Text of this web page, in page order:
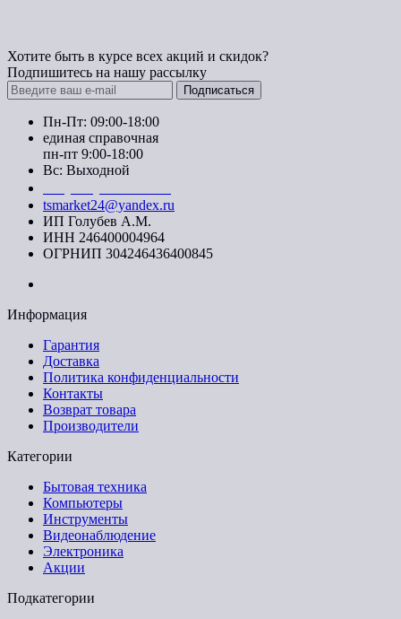
Хотите быть в курсе всех акций и скидок?
Подпишитесь на нашу рассылку
Подписаться
Пн-Пт: 09:00-18:00
единая справочная
пн-пт 9:00-18:00
Вс: Выходной
tsmarket24@yandex.ru
ИП Голубев А.М.
ИНН 246400004964
ОГРНИП 304246436400845
Информация
Гарантия
Доставка
Политика конфиденциальности
Контакты
Возврат товара
Производители
Категории
Бытовая техника
Компьютеры
Инструменты
Видеонаблюдение
Электроника
Акции
Подкатегории